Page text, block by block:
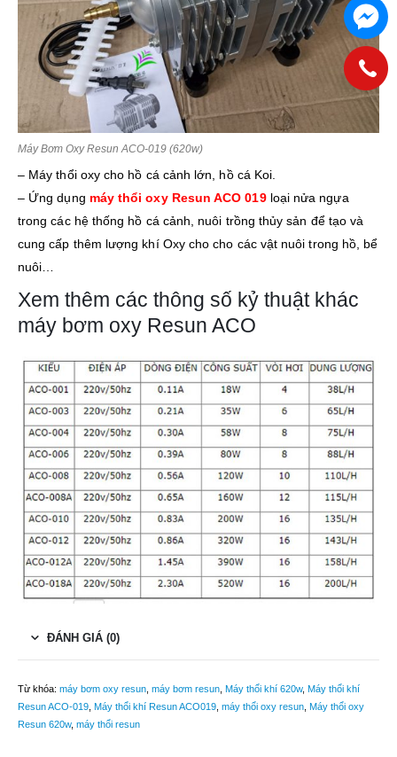
Máy Bơm Oxy Resun ACO-019 (620w)
– Máy thổi oxy cho hồ cá cảnh lớn, hồ cá Koi.
– Ứng dụng máy thổi oxy Resun ACO 019loại nửa ngựa
trong các hệ thống hồ cá cảnh, nuôi trồng thủy sản để tạo và
cung cấp thêm lượng khí Oxy cho cho các vật nuôi trong hồ, bể
nuôi…
Xem thêm các thông số kỷ thuật khác
máy bơm oxy Resun ACO
ĐÁNH GIÁ (0)
Từ khóa: máy bơm oxy resun, máy bơm resun, Máy thổi khí 620w, Máy thổi khí
Resun ACO-019, Máy thổi khí Resun ACO019, máy thổi oxy resun, Máy thổi oxy
Resun 620w, máy thổi resun